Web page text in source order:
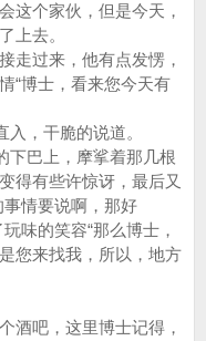
个家伙，但是今天，
上去。
过来，他有点发愣，
“博士，看来您今天有
，干脆的说道。
巴上，摩挲着那几根
得有些许惊讶，最后又
情要说啊，那好
的笑容“那么博士，
您来找我，所以，地方
吧，这里博士记得，